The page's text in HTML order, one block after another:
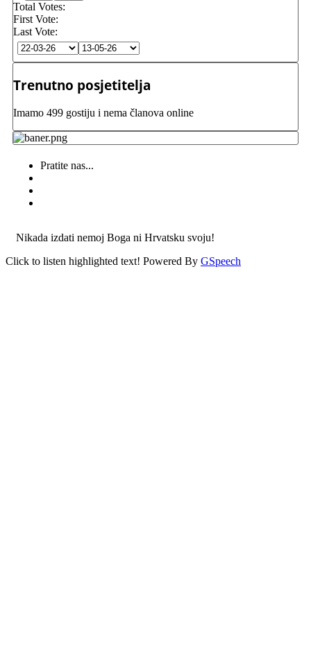
Total Votes:
First Vote:
Last Vote:
Trenutno posjetitelja
Imamo 499 gostiju i nema članova online
Pratite nas...
Nikada izdati nemoj Boga ni Hrvatsku svoju!
Click to listen highlighted text! Powered By GSpeech